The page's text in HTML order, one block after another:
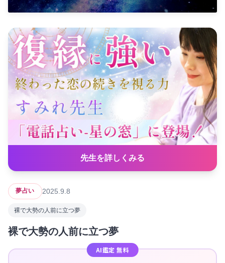
先生を詳しくみる
夢占い 2025.9.8
裸で大勢の人前に立つ夢
裸で大勢の人前に立つ夢
AI鑑定 無料